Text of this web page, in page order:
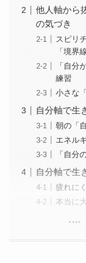
他人軸から
の気づき
スピリ
「境界
「自分
練習
小さな
自分軸で生
朝の「
エネル
「自分
自分軸で生
疲れに
本当に